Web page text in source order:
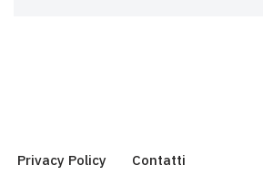
Privacy Policy Contatti